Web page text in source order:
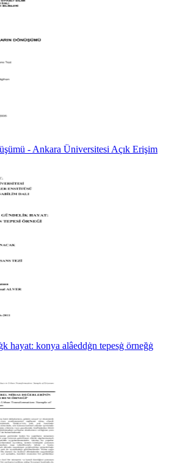
- Ankara Üniversitesi Açık Erişim
hayat: konya alâeddġn tepesġ örneğġ